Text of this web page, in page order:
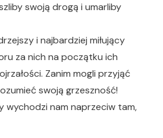
swoją drogą i umarliby
i najbardziej miłujący
za nich na początku ich
Zanim mogli przyjąć
swoją grzeszność!
wychodzi nam naprzeciw tam,